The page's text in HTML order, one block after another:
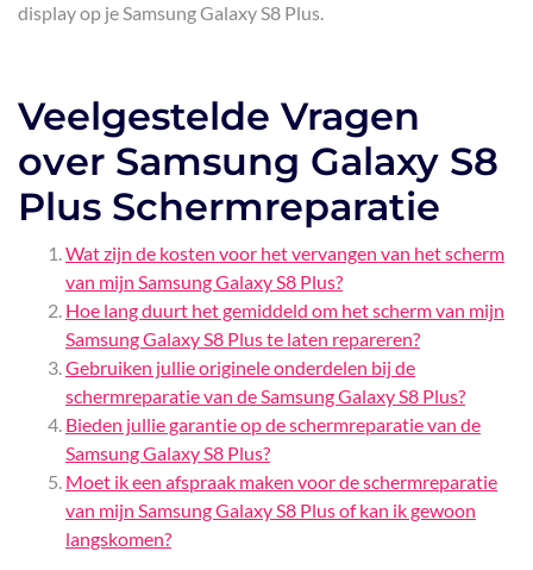
display op je Samsung Galaxy S8 Plus.
Veelgestelde Vragen
over Samsung Galaxy S8
Plus Schermreparatie
Wat zijn de kosten voor het vervangen van het scherm
van mijn Samsung Galaxy S8 Plus?
Hoe lang duurt het gemiddeld om het scherm van mijn
Samsung Galaxy S8 Plus te laten repareren?
Gebruiken jullie originele onderdelen bij de
schermreparatie van de Samsung Galaxy S8 Plus?
Bieden jullie garantie op de schermreparatie van de
Samsung Galaxy S8 Plus?
Moet ik een afspraak maken voor de schermreparatie
van mijn Samsung Galaxy S8 Plus of kan ik gewoon
langskomen?